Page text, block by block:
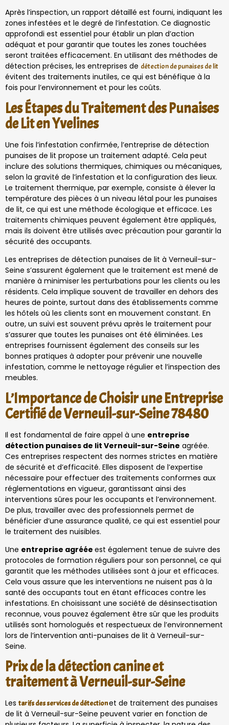
Après l’inspection, un rapport détaillé est fourni, indiquant les
zones infestées et le degré de l’infestation. Ce diagnostic
approfondi est essentiel pour établir un plan d’action
adéquat et pour garantir que toutes les zones touchées
seront traitées efficacement. En utilisant des méthodes de
détection précises, les entreprises de détection de punaises de lit
évitent des traitements inutiles, ce qui est bénéfique à la
fois pour l’environnement et pour les coûts.
Les Étapes du Traitement des Punaises
de Lit en Yvelines
Une fois l’infestation confirmée, l’entreprise de détection
punaises de lit propose un traitement adapté. Cela peut
inclure des solutions thermiques, chimiques ou mécaniques,
selon la gravité de l’infestation et la configuration des lieux.
Le traitement thermique, par exemple, consiste à élever la
température des pièces à un niveau létal pour les punaises
de lit, ce qui est une méthode écologique et efficace. Les
traitements chimiques peuvent également être appliqués,
mais ils doivent être utilisés avec précaution pour garantir la
sécurité des occupants.
Les entreprises de détection punaises de lit à Verneuil-sur-
Seine s’assurent également que le traitement est mené de
manière à minimiser les perturbations pour les clients ou les
résidents. Cela implique souvent de travailler en dehors des
heures de pointe, surtout dans des établissements comme
les hôtels où les clients sont en mouvement constant. En
outre, un suivi est souvent prévu après le traitement pour
s’assurer que toutes les punaises ont été éliminées. Les
entreprises fournissent également des conseils sur les
bonnes pratiques à adopter pour prévenir une nouvelle
infestation, comme le nettoyage régulier et l’inspection des
meubles.
L’Importance de Choisir une Entreprise
Certifié de Verneuil-sur-Seine 78480
Il est fondamental de faire appel à une entreprise
détection punaises de lit Verneuil-sur-Seine agréée.
Ces entreprises respectent des normes strictes en matière
de sécurité et d’efficacité. Elles disposent de l’expertise
nécessaire pour effectuer des traitements conformes aux
réglementations en vigueur, garantissant ainsi des
interventions sûres pour les occupants et l’environnement.
De plus, travailler avec des professionnels permet de
bénéficier d’une assurance qualité, ce qui est essentiel pour
le traitement des nuisibles.
Une entreprise agréée est également tenue de suivre des
protocoles de formation réguliers pour son personnel, ce qui
garantit que les méthodes utilisées sont à jour et efficaces.
Cela vous assure que les interventions ne nuisent pas à la
santé des occupants tout en étant efficaces contre les
infestations. En choisissant une société de désinsectisation
reconnue, vous pouvez également être sûr que les produits
utilisés sont homologués et respectueux de l’environnement
lors de l’intervention anti-punaises de lit à Verneuil-sur-
Seine.
Prix de la détection canine et
traitement à Verneuil-sur-Seine
Les tarifs des services de détectionet de traitement des punaises
de lit à Verneuil-sur-Seine peuvent varier en fonction de